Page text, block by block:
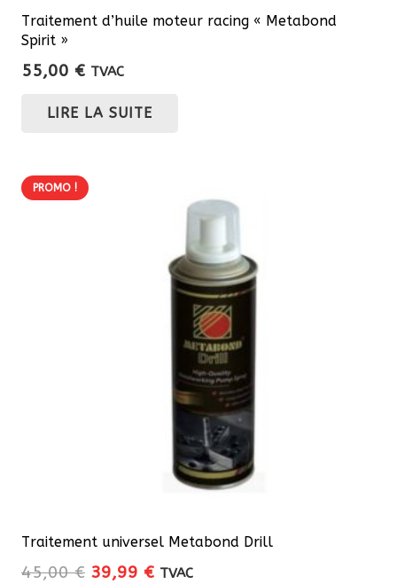
Traitement d’huile moteur racing « Metabond
Spirit »
55,00 € TVAC
LIRE LA SUITE
PROMO !
Traitement universel Metabond Drill
45,00€ Le
39,99 €Le
TVAC